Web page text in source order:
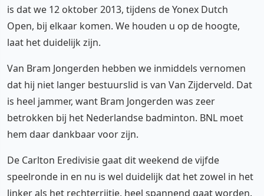
is dat we 12 oktober 2013, tijdens de Yonex Dutch
Open, bij elkaar komen. We houden u op de hoogte,
laat het duidelijk zijn.
Van Bram Jongerden hebben we inmiddels vernomen
dat hij niet langer bestuurslid is van Van Zijderveld. Dat
is heel jammer, want Bram Jongerden was zeer
betrokken bij het Nederlandse badminton. BNL moet
hem daar dankbaar voor zijn.
De Carlton Eredivisie gaat dit weekend de vijfde
speelronde in en nu is wel duidelijk dat het zowel in het
linker als het rechterrijtje, heel spannend gaat worden.